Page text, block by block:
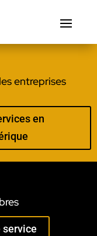
entreprises
en
service